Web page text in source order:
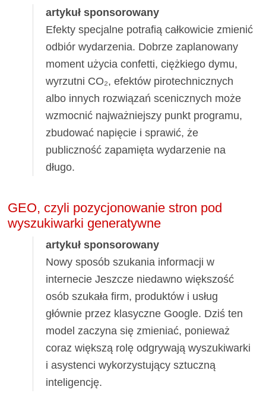
artykuł sponsorowany
Efekty specjalne potrafią całkowicie zmienić
odbiór wydarzenia. Dobrze zaplanowany
moment użycia confetti, ciężkiego dymu,
wyrzutni CO₂, efektów pirotechnicznych
albo innych rozwiązań scenicznych może
wzmocnić najważniejszy punkt programu,
zbudować napięcie i sprawić, że
publiczność zapamięta wydarzenie na
długo.
GEO, czyli pozycjonowanie stron pod
wyszukiwarki generatywne
artykuł sponsorowany
Nowy sposób szukania informacji w
internecie Jeszcze niedawno większość
osób szukała firm, produktów i usług
głównie przez klasyczne Google. Dziś ten
model zaczyna się zmieniać, ponieważ
coraz większą rolę odgrywają wyszukiwarki
i asystenci wykorzystujący sztuczną
inteligencję.